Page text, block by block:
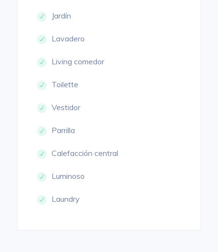
Jardín
Lavadero
Living comedor
Toilette
Vestidor
Parrilla
Calefacción central
Luminoso
Laundry